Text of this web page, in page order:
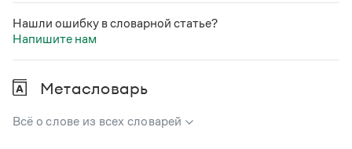
Нашли ошибку в словарной статье?
Напишите нам
Метасловарь
Всё о слове из всех словарей